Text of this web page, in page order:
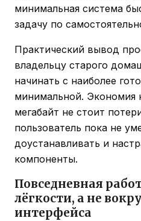
минимальная система
задачу по
Практический вывод
владельцу старого
начинать с наиболее
минимальной. Экономия
мегабайт не стоит
пользователь пока не
доустанавливать и
компоненты.
Повседневная
лёгкости, а не
интерфейса